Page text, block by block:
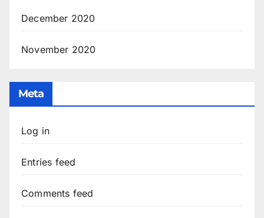
December 2020
November 2020
Meta
Log in
Entries feed
Comments feed